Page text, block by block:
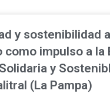
y sostenibilidad
como impulso a la
y
(La Pampa)